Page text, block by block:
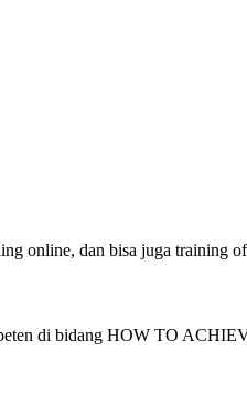
online, dan bisa juga training
di bidang HOW TO